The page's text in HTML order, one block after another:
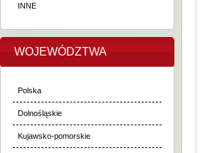
INNE
WOJEWÓDZTWA
Polska
Dolnośląskie
Kujawsko-pomorskie